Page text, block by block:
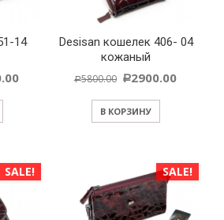
14
Desisan кошелек 406- 04
кожаный
Р5800.00 Р2900.00
В КОРЗИНУ
SALE! SALE!